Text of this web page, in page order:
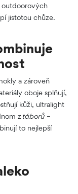
outdoorových
jistotou chůze.
a zároveň
oboje splňují,
kůži, ultralight
z táborů –
to nejlepší